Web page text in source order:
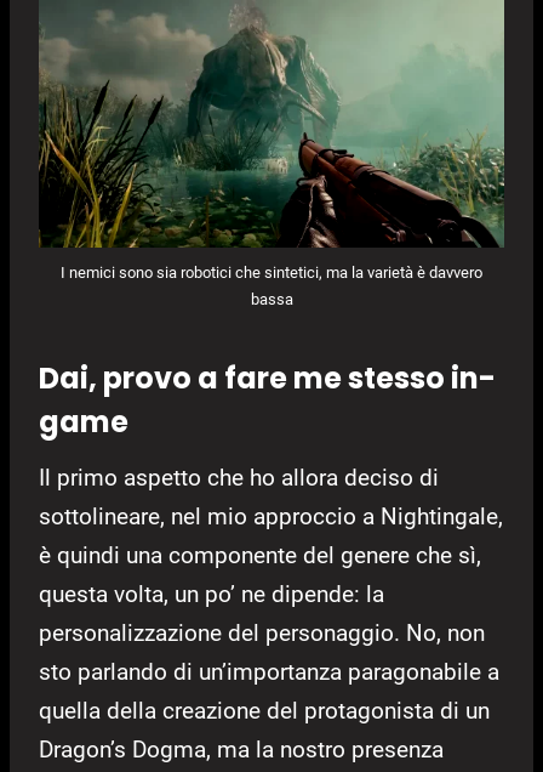
I nemici sono sia robotici che sintetici, ma la varietà è davvero
bassa
Dai, provo a fare me stesso in-
game
Il primo aspetto che ho allora deciso di
sottolineare, nel mio approccio a Nightingale,
è quindi una componente del genere che sì,
questa volta, un po’ ne dipende: la
personalizzazione del personaggio. No, non
sto parlando di un’importanza paragonabile a
quella della creazione del protagonista di un
Dragon’s Dogma, ma la nostro presenza